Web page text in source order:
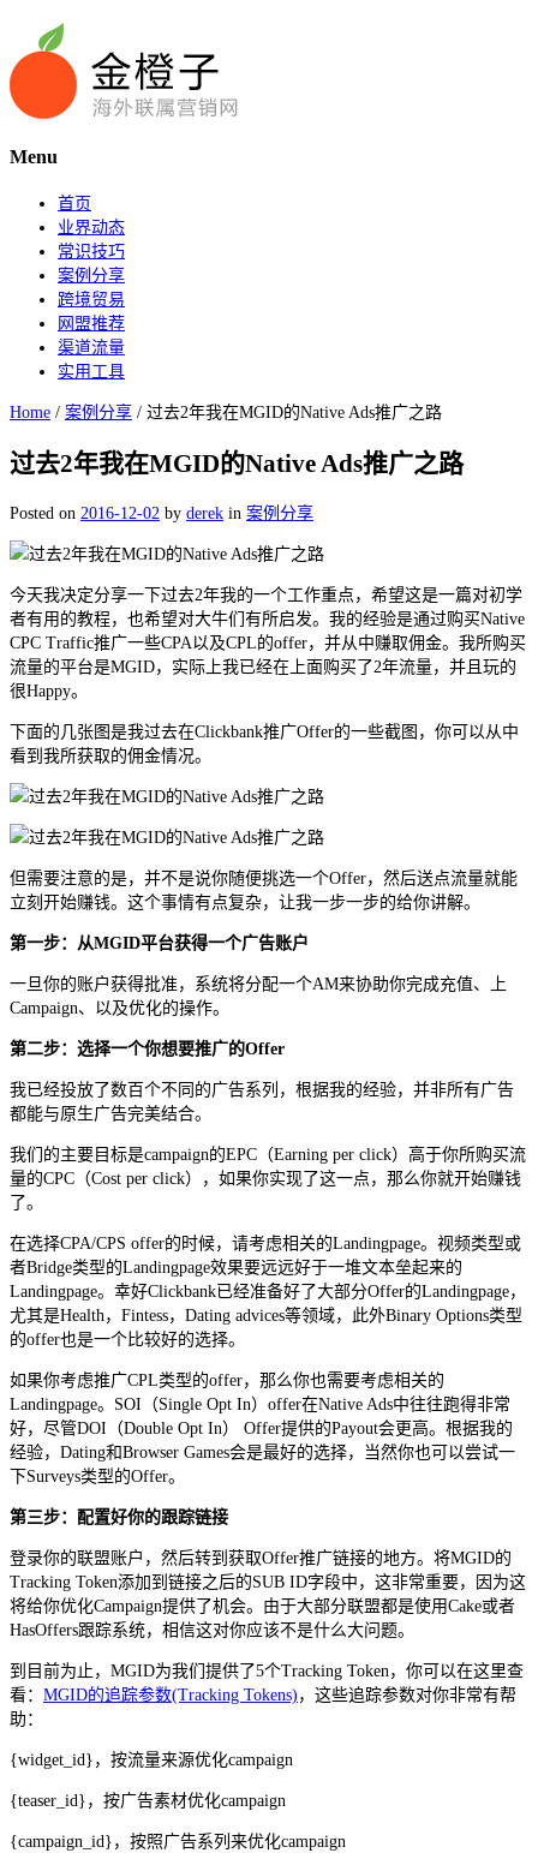
Menu
首页
业界动态
常识技巧
案例分享
跨境贸易
网盟推荐
渠道流量
实用工具
Home / 案例分享 / 过去2年我在MGID的Native Ads推广之路
过去2年我在MGID的Native Ads推广之路
Posted on 2016-12-02 by derek in 案例分享
今天我决定分享一下过去2年我的一个工作重点，希望这是一篇对初学
者有用的教程，也希望对大牛们有所启发。我的经验是通过购买Native
CPC Traffic推广一些CPA以及CPL的offer，并从中赚取佣金。我所购买
流量的平台是MGID，实际上我已经在上面购买了2年流量，并且玩的
很Happy。
下面的几张图是我过去在Clickbank推广Offer的一些截图，你可以从中
看到我所获取的佣金情况。
但需要注意的是，并不是说你随便挑选一个Offer，然后送点流量就能
立刻开始赚钱。这个事情有点复杂，让我一步一步的给你讲解。
第一步：从MGID平台获得一个广告账户
一旦你的账户获得批准，系统将分配一个AM来协助你完成充值、上
Campaign、以及优化的操作。
第二步：选择一个你想要推广的Offer
我已经投放了数百个不同的广告系列，根据我的经验，并非所有广告
都能与原生广告完美结合。
我们的主要目标是campaign的EPC（Earning per click）高于你所购买流
量的CPC（Cost per click），如果你实现了这一点，那么你就开始赚钱
了。
在选择CPA/CPS offer的时候，请考虑相关的Landingpage。视频类型或
者Bridge类型的Landingpage效果要远远好于一堆文本垒起来的
Landingpage。幸好Clickbank已经准备好了大部分Offer的Landingpage，
尤其是Health，Fintess，Dating advices等领域，此外Binary Options类型
的offer也是一个比较好的选择。
如果你考虑推广CPL类型的offer，那么你也需要考虑相关的
Landingpage。SOI（Single Opt In）offer在Native Ads中往往跑得非常
好，尽管DOI（Double Opt In） Offer提供的Payout会更高。根据我的
经验，Dating和Browser Games会是最好的选择，当然你也可以尝试一
下Surveys类型的Offer。
第三步：配置好你的跟踪链接
登录你的联盟账户，然后转到获取Offer推广链接的地方。将MGID的
Tracking Token添加到链接之后的SUB ID字段中，这非常重要，因为这
将给你优化Campaign提供了机会。由于大部分联盟都是使用Cake或者
HasOffers跟踪系统，相信这对你应该不是什么大问题。
到目前为止，MGID为我们提供了5个Tracking Token，你可以在这里查
看： MGID的追踪参数(Tracking Tokens) ，这些追踪参数对你非常有帮
助：
{widget_id}，按流量来源优化campaign
{teaser_id}，按广告素材优化campaign
{campaign_id}，按照广告系列来优化campaign